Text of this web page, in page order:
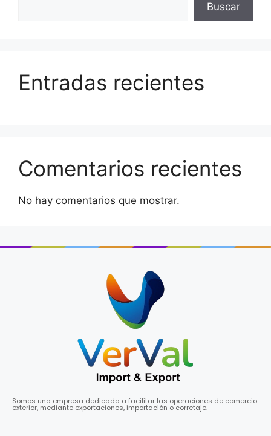
Buscar
Entradas recientes
Comentarios recientes
No hay comentarios que mostrar.
Somos una empresa dedicada a facilitar las operaciones de comercio
exterior, mediante exportaciones, importación o corretaje.